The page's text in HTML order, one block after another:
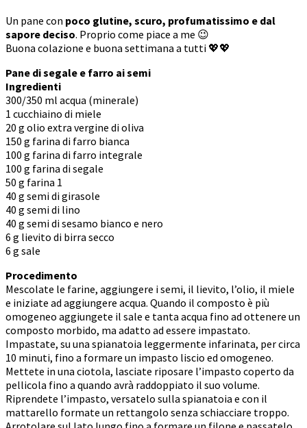
Un pane con poco glutine, scuro, profumatissimo e dal
sapore deciso. Proprio come piace a me 😉
Buona colazione e buona settimana a tutti 💖💖
Pane di segale e farro ai semi
Ingredienti
300/350 ml acqua (minerale)
1 cucchiaino di miele
20 g olio extra vergine di oliva
150 g farina di farro bianca
100 g farina di farro integrale
100 g farina di segale
50 g farina 1
40 g semi di girasole
40 g semi di lino
40 g semi di sesamo bianco e nero
6 g lievito di birra secco
6 g sale
Procedimento
Mescolate le farine, aggiungere i semi, il lievito, l’olio, il miele
e iniziate ad aggiungere acqua. Quando il composto è più
omogeneo aggiungete il sale e tanta acqua fino ad ottenere un
composto morbido, ma adatto ad essere impastato.
Impastate, su una spianatoia leggermente infarinata, per circa
10 minuti, fino a formare un impasto liscio ed omogeneo.
Mettete in una ciotola, lasciate riposare l’impasto coperto da
pellicola fino a quando avrà raddoppiato il suo volume.
Riprendete l’impasto, versatelo sulla spianatoia e con il
mattarello formate un rettangolo senza schiacciare troppo.